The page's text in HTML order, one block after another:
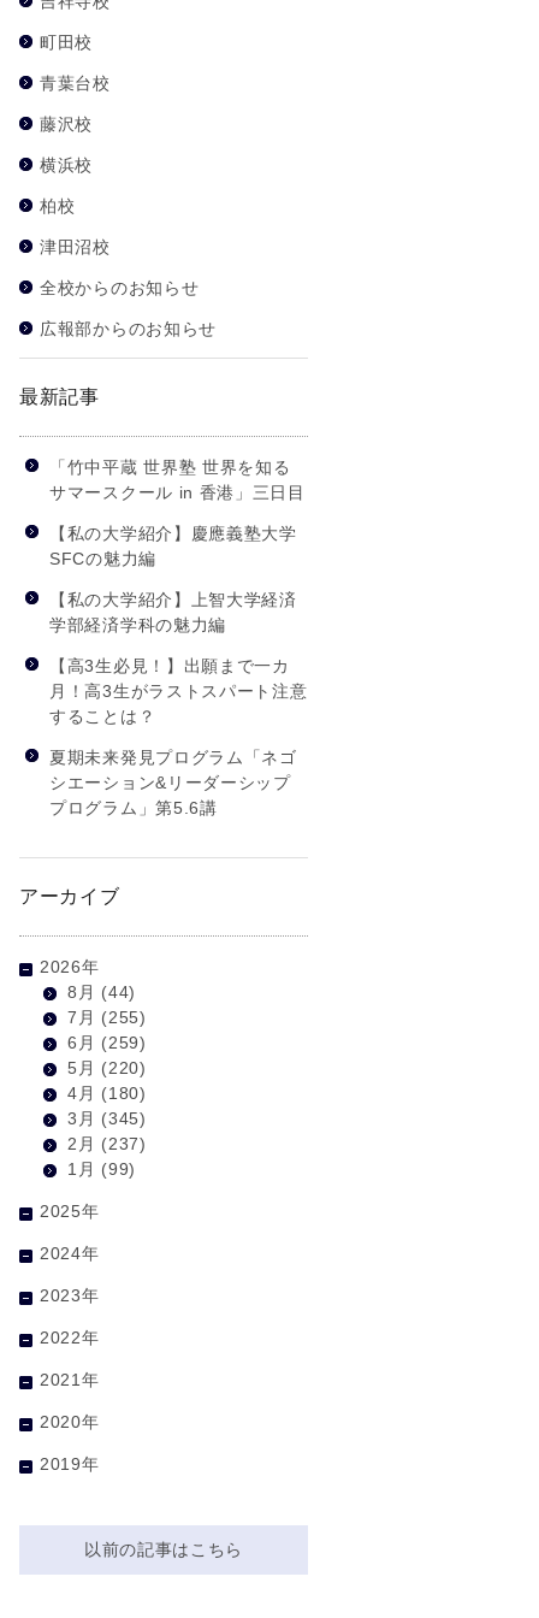
町田校
青葉台校
藤沢校
横浜校
柏校
津田沼校
全校からのお知らせ
広報部からのお知らせ
最新記事
「竹中平蔵 世界塾 世界を知る
サマースクール in 香港」三日目
【私の大学紹介】慶應義塾大学
SFCの魅力編
【私の大学紹介】上智大学経済
学部経済学科の魅力編
【高3生必見！】出願まで一カ
月！高3生がラストスパート注意
することは？
夏期未来発見プログラム「ネゴ
シエーション&リーダーシップ
プログラム」第5.6講
アーカイブ
2026年
8月 (44)
7月 (255)
6月 (259)
5月 (220)
4月 (180)
3月 (345)
2月 (237)
1月 (99)
2025年
2024年
2023年
2022年
2021年
2020年
2019年
以前の記事はこちら